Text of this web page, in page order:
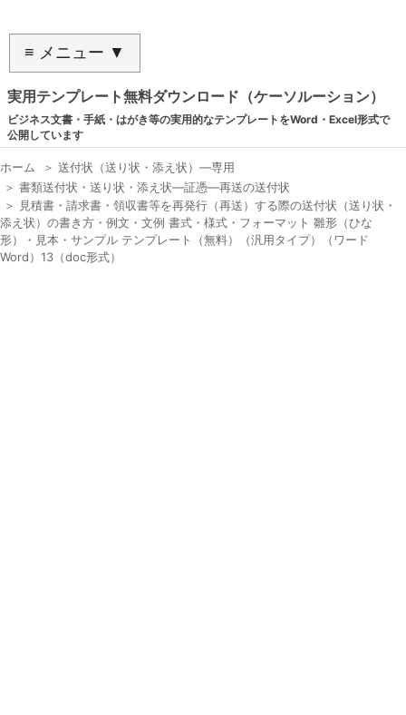
≡ メニュー ▼
実用テンプレート無料ダウンロード（ケーソルーション）
ビジネス文書・手紙・はがき等の実用的なテンプレートをWord・Excel形式で
公開しています
ホーム ＞ 送付状（送り状・添え状）―専用
＞ 書類送付状・送り状・添え状―証憑―再送の送付状
＞ 見積書・請求書・領収書等を再発行（再送）する際の送付状（送り状・
添え状）の書き方・例文・文例 書式・様式・フォーマット 雛形（ひな
形）・見本・サンプル テンプレート（無料）（汎用タイプ）（ワード
Word）13（doc形式）